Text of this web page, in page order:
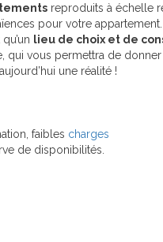
reproduits à échelle
pour votre
lieu de choix et de
qui vous permettra de
une réalité !
faibles charges
de disponibilités.